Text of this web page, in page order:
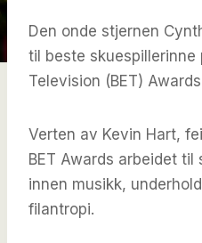
Den onde stjernen
til beste skuespillerinne
Television (BET)
Verten av Kevin Hart,
BET Awards arbeidet
innen musikk,
filantropi.